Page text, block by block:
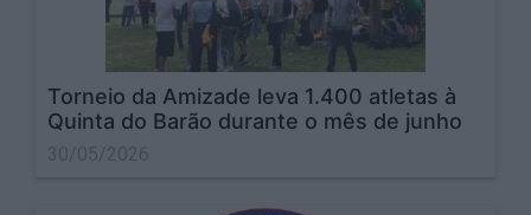
Torneio da Amizade leva 1.400 atletas à
Quinta do Barão durante o mês de junho